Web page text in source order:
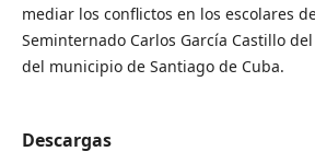
mediar los conflictos en los escolares
Seminternado Carlos García Castillo
del municipio de Santiago de Cuba.
Descargas